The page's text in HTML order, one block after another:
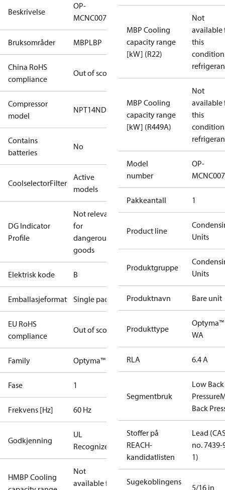
Beskrivelse
OP-
MCNC0075RWA002B
Bruksområder MBPLBP
China RoHS
compliance
Out of scope
Compressor
model
NPT14ND
Contains
batteries
No
CoolselectorFilter
Active
models
DG Indicator
Profile
Not relevant
for
dangerous
goods
Elektrisk kode B
Emballasjeformat Single pack
EU RoHS
compliance
Out of scope
Family Optyma™
Fase 1
Frekvens [Hz] 60 Hz
Godkjenning
UL
Recognized
HMBP Cooling
Not
available for
MBP Cooling
capacity range
[kW] (R22)
Not
available
this
MBP Cooling
capacity range
[kW] (R449A)
Not
available
this
Model
number
OP-
Pakkeantall 1
Product line
Units
Produktgruppe
Units
Produktnavn Bare unit
Produkttype
Optyma™
WA
RLA 6.4 A
Segmentbruk
Low Back
Pressure
Back
Stoffer på
REACH-
kandidatlisten
Lead
no. 7439-
1)
Sugekoblingens
5/16 in